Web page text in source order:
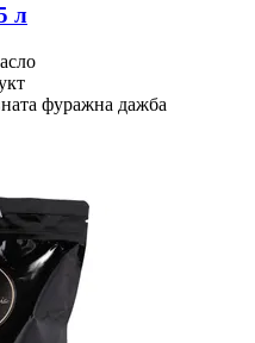
л
фуражна дажба